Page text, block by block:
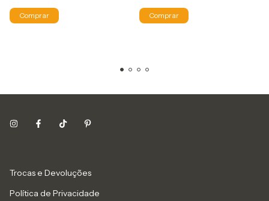
Trocas e Devoluções
Política de Privacidade